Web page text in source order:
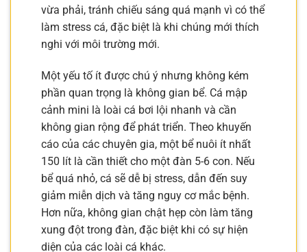
vừa phải, tránh chiếu sáng quá mạnh vì có thể
làm stress cá, đặc biệt là khi chúng mới thích
nghi với môi trường mới.
Một yếu tố ít được chú ý nhưng không kém
phần quan trọng là không gian bể. Cá mập
cảnh mini là loài cá bơi lội nhanh và cần
không gian rộng để phát triển. Theo khuyến
cáo của các chuyên gia, một bể nuôi ít nhất
150 lít là cần thiết cho một đàn 5-6 con. Nếu
bể quá nhỏ, cá sẽ dễ bị stress, dẫn đến suy
giảm miễn dịch và tăng nguy cơ mắc bệnh.
Hơn nữa, không gian chật hẹp còn làm tăng
xung đột trong đàn, đặc biệt khi có sự hiện
diện của các loài cá khác.